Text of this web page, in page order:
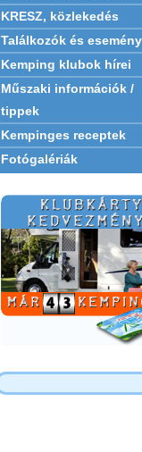
KRESZ, közlekedés
Találkozók és
Kemping klubok hírei
Műszaki információk /
tippek
Kempinges receptek
Fotógalériák